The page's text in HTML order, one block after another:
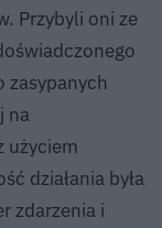
Przybyli oni ze
zasypanych
na
użyciem
działania była
zdarzenia i